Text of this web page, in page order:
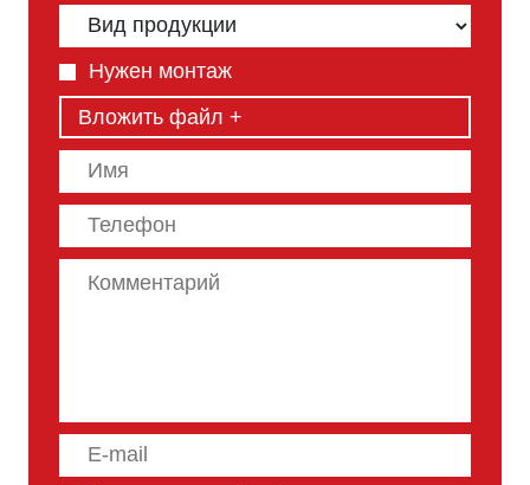
Нужен монтаж
Вложить файл +